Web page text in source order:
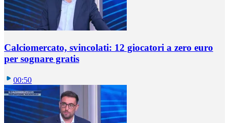
Calciomercato, svincolati: 12 giocatori a zero euro
per sognare gratis
00:50